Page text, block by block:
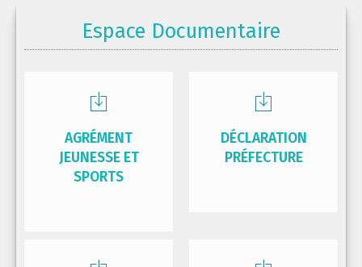
Espace Documentaire
AGRÉMENT
JEUNESSE ET
SPORTS
DÉCLARATION
PRÉFECTURE